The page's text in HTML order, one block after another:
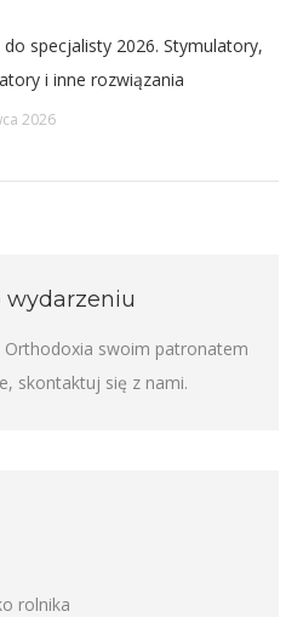
do specjalisty 2026. Stymulatory,
i inne rozwiązania
2026
wydarzeniu
Orthodoxia swoim patronatem
skontaktuj się z nami.
rolnika